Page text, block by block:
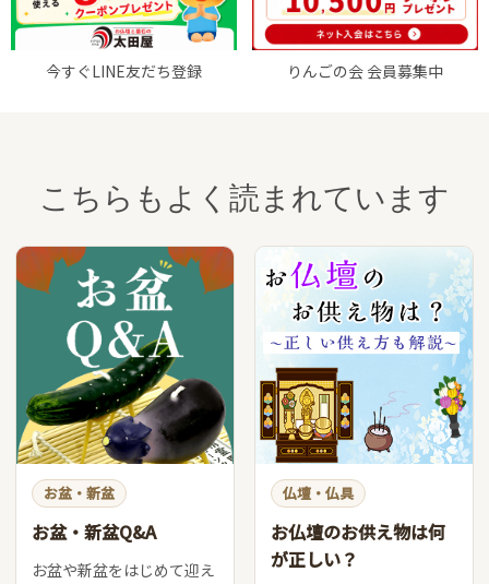
今すぐLINE友だち登録 りんごの会 会員募集中
こちらもよく読まれています
お盆・新盆
お盆・新盆Q&A
お盆や新盆をはじめて迎え
仏壇・仏具
お仏壇のお供え物は何
が正しい？